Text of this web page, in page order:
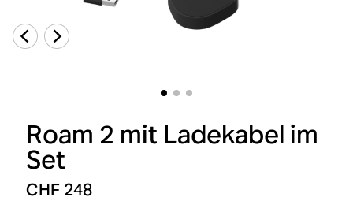
Roam 2 mit Ladekabel im
Set
CHF 248